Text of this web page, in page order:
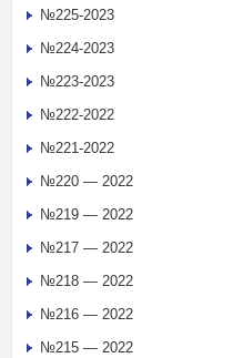
№225-2023
№224-2023
№223-2023
№222-2022
№221-2022
№220 — 2022
№219 — 2022
№217 — 2022
№218 — 2022
№216 — 2022
№215 — 2022